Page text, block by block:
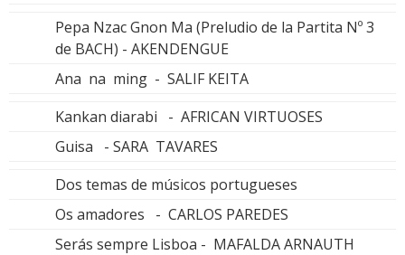
Pepa Nzac Gnon Ma (Preludio de la Partita Nº 3
de BACH) - AKENDENGUE
Ana na ming - SALIF KEITA
Kankan diarabi - AFRICAN VIRTUOSES
Guisa - SARA TAVARES
Dos temas de músicos portugueses
Os amadores - CARLOS PAREDES
Serás sempre Lisboa - MAFALDA ARNAUTH